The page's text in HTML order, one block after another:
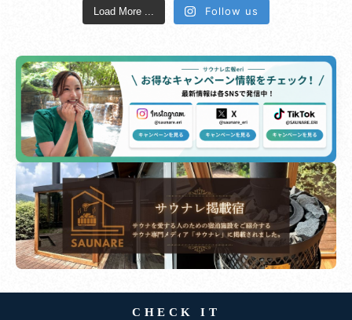
Load More ... Follow us
CHECK IT